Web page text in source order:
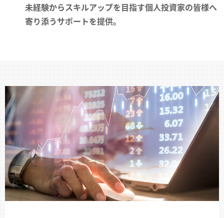
未経験からスキルアップを目指す個人投資家の皆様へ
寄り添うサポートを提供。